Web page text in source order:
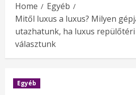
Home
Egyéb
Mitől luxus a luxus? Milyen
utazhatunk, ha luxus
választunk
Egyéb